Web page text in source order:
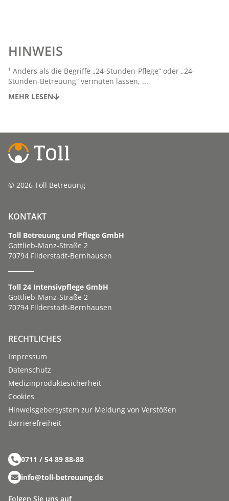
HINWEIS
¹ Anders als die Begriffe „24-Stunden-Pflege“ oder „24-
Stunden-Betreuung“ vermuten lassen, ...
MEHR LESEN
© 2026 Toll Betreuung
KONTAKT
Toll Betreuung und Pflege GmbH
Gottlieb-Manz-Straße 2
70794 Filderstadt-Bernhausen
Toll 24 Intensivpflege GmbH
Gottlieb-Manz-Straße 2
70794 Filderstadt-Bernhausen
RECHTLICHES
Impressum
Datenschutz
Medizinproduktesicherheit
Cookies
Hinweisgebersystem zur Meldung von Verstößen
Barriere­­freiheit
0711 / 54 89 88-88
info@toll-betreuung.de
Folgen Sie uns auf